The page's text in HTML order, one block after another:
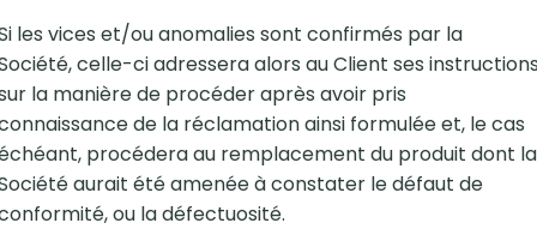
les vices et/ou anomalies sont confirmés par la
celle-ci adressera alors au Client ses
la manière de procéder après avoir pris
de la réclamation ainsi formulée et, le cas
procédera au remplacement du produit dont la
aurait été amenée à constater le défaut de
ou la défectuosité.